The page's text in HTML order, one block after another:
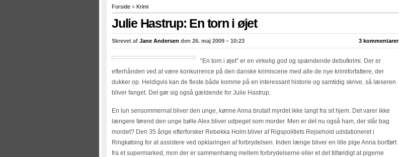
Forside » Krimi
Julie Hastrup: En torn i øjet
Skrevet af Jane Andersen den 26. maj 2009 – 10:23 3 kommentarer
“En torn i øjet” er en virkelig god og spændende debutkrimi. Der er
efterhånden ved at være konkurrence på den danske krimiscene med alle de nye krimiforfattere, der
dukker op. Heldigvis kan de fleste både komme på en interessant historie og samtidig skrive, så læseren
bliver fanget. Det gør sig også gældende for Julie Hastrup.
En lun sensommernat bliver den unge, kønne Anna brutalt myrdet ikke langt fra sit hjem. Det varer ikke
længere førend den unge bølle Alex bliver udpeget som morder. Men er det nu også ham, der står bag
mordet? Den 35 årige efterforsker Rebekka Holm bliver af Rigspolitiets Rejsehold udstationeret i
Ringkøbing for at assistere ved opklaringen af forbrydelsen. Inden længe bliver en lille pige Anna bortført
fra et supermarked, mon der er sammenhæng mellem forbrydelserne eller et det tilfældigt at pigerne